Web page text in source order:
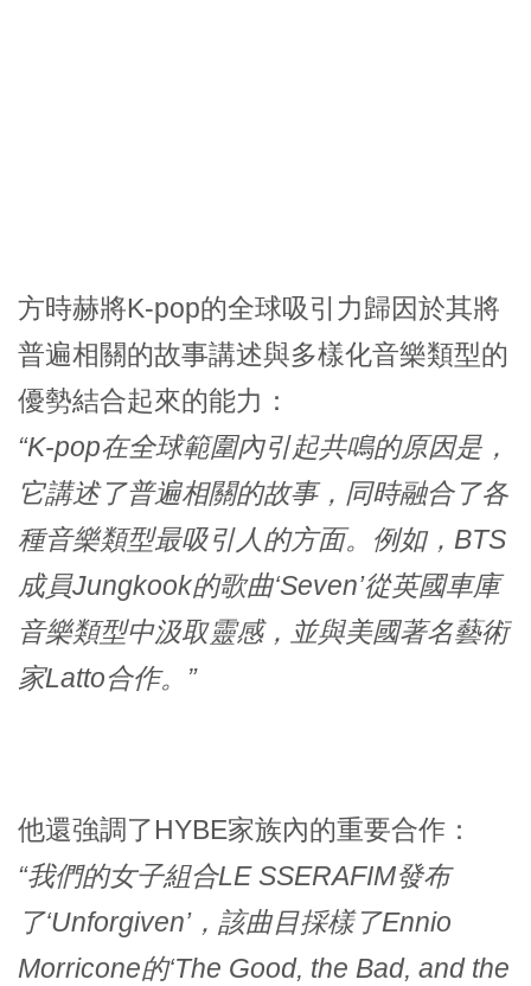
方時赫將K-pop的全球吸引力歸因於其將
普遍相關的故事講述與多樣化音樂類型的
優勢結合起來的能力：
“K-pop在全球範圍內引起共鳴的原因是，
它講述了普遍相關的故事，同時融合了各
種音樂類型最吸引人的方面。例如，BTS
成員Jungkook的歌曲‘Seven’從英國車庫
音樂類型中汲取靈感，並與美國著名藝術
家Latto合作。”
他還強調了HYBE家族內的重要合作：
“我們的女子組合LE SSERAFIM發布
了‘Unforgiven’，該曲目採樣了Ennio
Morricone的‘The Good, the Bad, and the